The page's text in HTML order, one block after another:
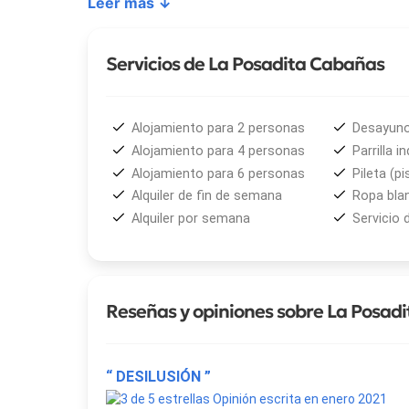
Cada una de ellas dispone de uno o dos
Además, los huéspedes cuentan con
servicio de
Las Gaviotas
, el centro de Mar de las Pampas
del Partido de Villa Gesell.
La Posadita Cabañas
privilegiada para disfrutar al máximo de las
Servicios de La Posadita Cabañas
Alojamiento para 2 personas
Alojamiento para 4 personas
Alojamiento para 6 personas
Alquiler de fin de semana
Alquiler por semana
Parrilla
Pileta
Ropa
Servicio
Reseñas y opiniones sobre La
“ DESILUSIÓN ”
Opinión escrita en enero 2021